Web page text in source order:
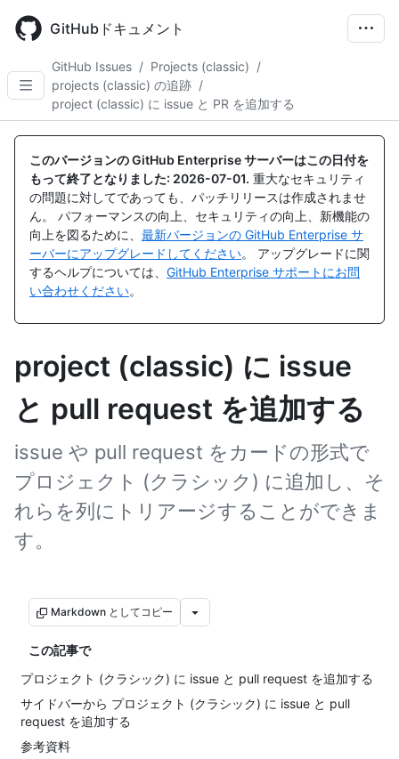
main
GitHubドキュメント
GitHub Issues / Projects (classic) /
projects (classic) の追跡 /
project (classic) に issue と PR を追加する
このバージョンの GitHub Enterprise サーバーはこの日付を
もって終了となりました: 2026-07-01. 重大なセキュリティ
の問題に対してであっても、パッチリリースは作成されませ
ん。 パフォーマンスの向上、セキュリティの向上、新機能の
向上を図るために、 最新バージョンの GitHub Enterprise サ
ーバーにアップグレードしてください。 アップグレードに関
するヘルプについては、 GitHub Enterprise サポートにお問
い合わせください。
project (classic) に issue
と pull request を追加する
issue や pull request をカードの形式で
プロジェクト (クラシック) に追加し、そ
れらを列にトリアージすることができま
す。
Markdown としてコピー
この記事で
プロジェクト (クラシック) に issue と pull request を追加する
サイドバーから プロジェクト (クラシック) に issue と pull
request を追加する
参考資料